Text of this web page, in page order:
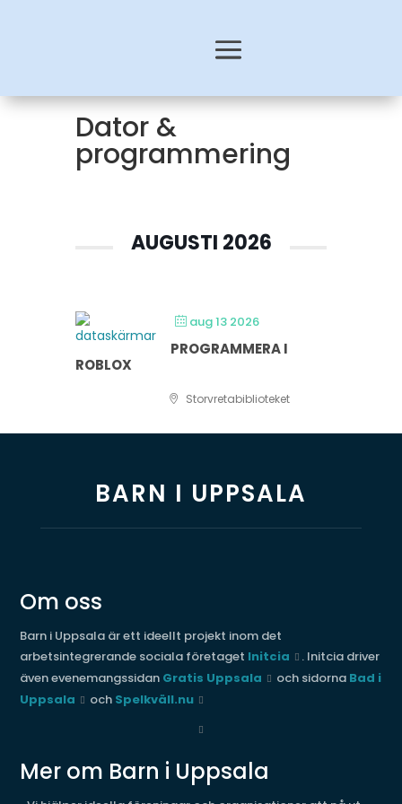
Dator &
programmering
AUGUSTI 2026
aug 13 2026
PROGRAMMERA I
ROBLOX
Storvretabiblioteket
BARN I UPPSALA
Om oss
Barn i Uppsala är ett ideellt projekt inom det
arbetsintegrerande sociala företaget Initcia
. Initcia driver
även evenemangssidan Gratis Uppsala och sidorna Bad i
Uppsala
och Spelkväll.nu
Mer om Barn i Uppsala